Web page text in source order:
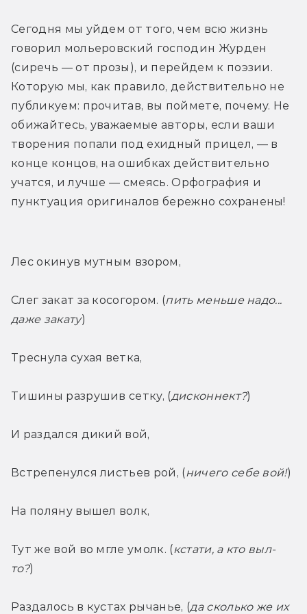
Сегодня мы уйдем от того, чем всю жизнь
говорил мольеровский господин Журден
(сиречь — от прозы), и перейдем к поэзии.
Которую мы, как правило, действительно не
публикуем: прочитав, вы поймете, почему. Не
обижайтесь, уважаемые авторы, если ваши
творения попали под ехидный прицел, — в
конце концов, на ошибках действительно
учатся, и лучше — смеясь. Орфография и
пунктуация оригиналов бережно сохранены!
Лес окинув мутным взором,
Слег закат за косогором. (пить меньше надо...
даже закату)
Треснула сухая ветка,
Тишины разрушив сетку, (дисконнект?)
И раздался дикий вой,
Встрепенулся листьев рой, (ничего себе вой!)
На поляну вышел волк,
Тут же вой во мгле умолк. (кстати, а кто выл-
то?)
Раздалось в кустах рычанье, (да сколько же их